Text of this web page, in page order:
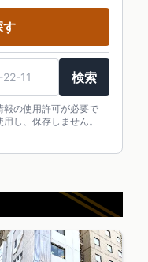
す
検索
報の使用許可が必要で
し、保存しません。